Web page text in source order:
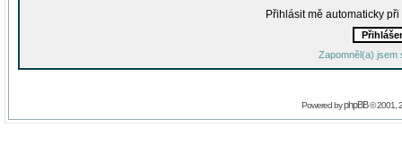
Přihlásit mě automaticky
Zapomněl(a) jsem
Powered byphpBB© 2001,